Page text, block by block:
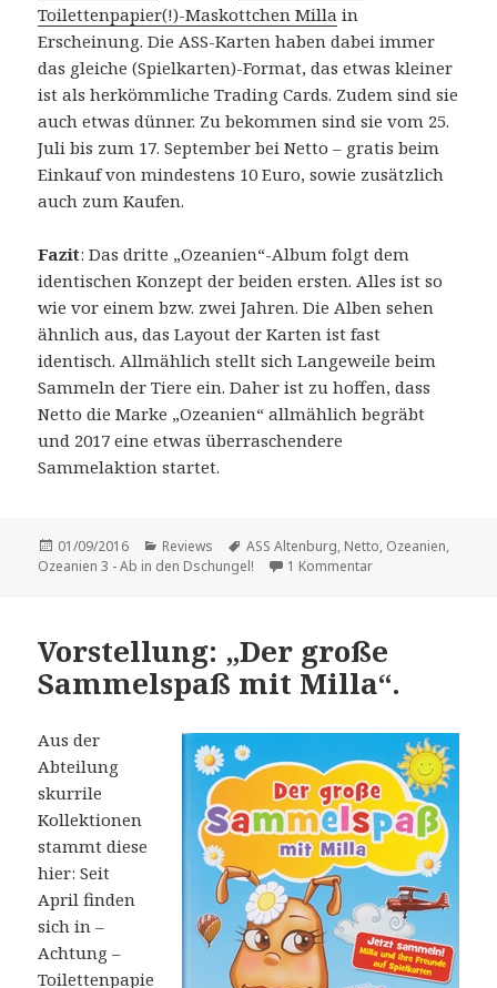
Toilettenpapier(!)-Maskottchen Milla in
Erscheinung. Die ASS-Karten haben dabei immer
das gleiche (Spielkarten)-Format, das etwas kleiner
ist als herkömmliche Trading Cards. Zudem sind sie
auch etwas dünner. Zu bekommen sind sie vom 25.
Juli bis zum 17. September bei Netto – gratis beim
Einkauf von mindestens 10 Euro, sowie zusätzlich
auch zum Kaufen.
Fazit: Das dritte „Ozeanien“-Album folgt dem
identischen Konzept der beiden ersten. Alles ist so
wie vor einem bzw. zwei Jahren. Die Alben sehen
ähnlich aus, das Layout der Karten ist fast
identisch. Allmählich stellt sich Langeweile beim
Sammeln der Tiere ein. Daher ist zu hoffen, dass
Netto die Marke „Ozeanien“ allmählich begräbt
und 2017 eine etwas überraschendere
Sammelaktion startet.
Veröffentlicht
am
01/09/2016 Kategorien
Reviews Schlagwörter
ASS Altenburg, Netto, Ozeanien,
Ozeanien 3 - Ab in den Dschungel!
1 Kommentarzu Vorstellung:
Vorstellung: „Der große
Sammelspaß mit Milla“.
Aus der
Abteilung
skurrile
Kollektionen
stammt diese
hier: Seit
April finden
sich in –
Achtung –
Toilettenpapie